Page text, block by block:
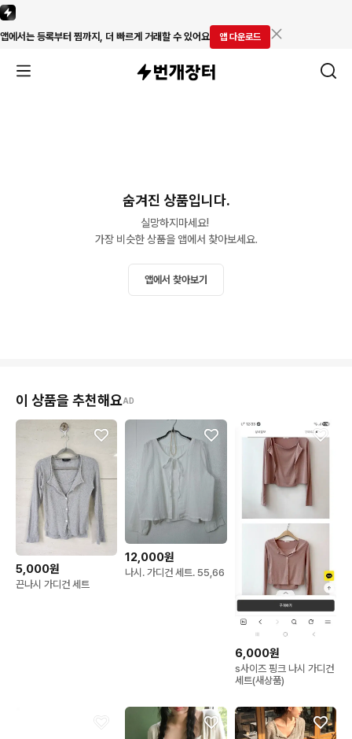
앱에서는 등록부터 찜까지, 더 빠르게 거래할 수 있어요 앱 다운로드
숨겨진 상품입니다.
실망하지마세요!
가장 비슷한 상품을 앱에서 찾아보세요.
앱에서 찾아보기
이 상품을 추천해요AD
5,000원
끈나시 가디건 세트
12,000원
나시. 가디건 세트. 55,66
6,000원
s사이즈 핑크 나시 가디건
세트(새상품)